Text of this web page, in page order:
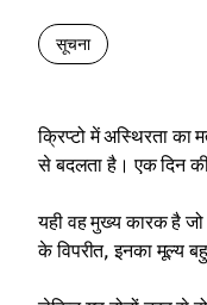
सूचना
क्रिप्टो में अस्थिरता
से बदलता है। एक दिन
यही वह मुख्य कारक है जो
के विपरीत, इनका मूल्य